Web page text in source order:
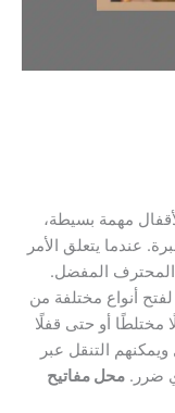
مهمة بسيطة،
عندما يتعلق الأمر
المحترف المفضل.
أنواع مختلفة من
مختلطًا أو حتى قفلًا
ويمكنهم التنقل عبر
ضرر. محل مفاتيح